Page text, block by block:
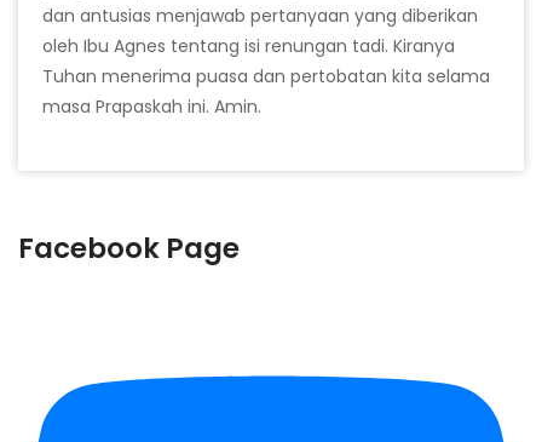
dan antusias menjawab pertanyaan yang diberikan
oleh Ibu Agnes tentang isi renungan tadi. Kiranya
Tuhan menerima puasa dan pertobatan kita selama
masa Prapaskah ini. Amin.
Facebook Page